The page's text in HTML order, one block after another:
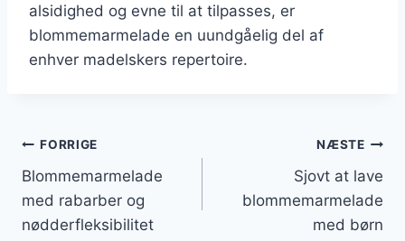
alsidighed og evne til at tilpasses, er
blommemarmelade en uundgåelig del af
enhver madelskers repertoire.
Indlægsnavigation
FORRIGE
Blommemarmelade
med rabarber og
nødderfleksibilitet
NÆSTE
Sjovt at lave
blommemarmelade
med børn